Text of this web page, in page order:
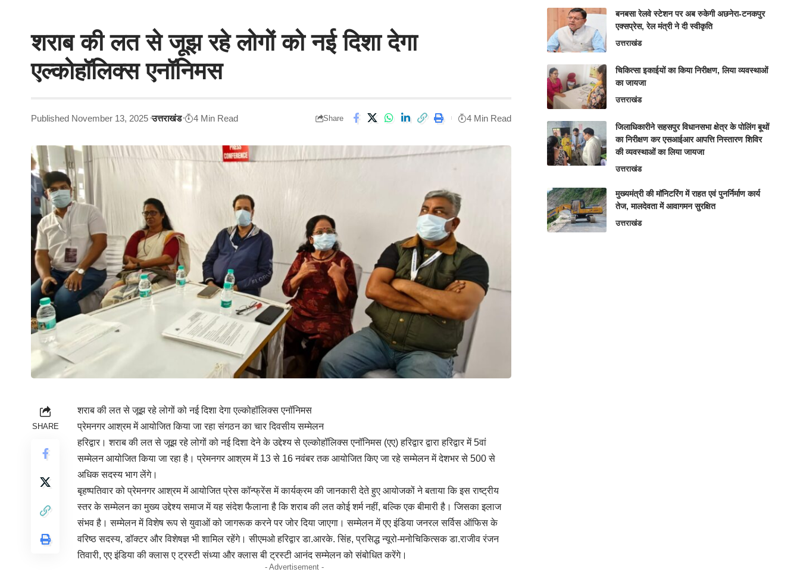
शराब की लत से जूझ रहे लोगों को नई दिशा देगा
एल्कोहॉलिक्स एनॉनिमस
Published November 13, 2025 उत्तराखंड 4 Min Read Share 4 Min Read
SHARE
शराब की लत से जूझ रहे लोगों को नई दिशा देगा एल्कोहॉलिक्स एनॉनिमस
प्रेमनगर आश्रम में आयोजित किया जा रहा संगठन का चार दिवसीय सम्मेलन
हरिद्वार। शराब की लत से जूझ रहे लोगों को नई दिशा देने के उद्देश्य से एल्कोहॉलिक्स एनॉनिमस (एए) हरिद्वार द्वारा हरिद्वार में 5वां
सम्मेलन आयोजित किया जा रहा है। प्रेमनगर आश्रम में 13 से 16 नवंबर तक आयोजित किए जा रहे सम्मेलन में देशभर से 500 से
अधिक सदस्य भाग लेंगे।
बृहष्पतिवार को प्रेमनगर आश्रम में आयोजित प्रेस कॉन्फ्रेंस में कार्यक्रम की जानकारी देते हुए आयोजकों ने बताया कि इस राष्ट्रीय
स्तर के सम्मेलन का मुख्य उद्देश्य समाज में यह संदेश फैलाना है कि शराब की लत कोई शर्म नहीं, बल्कि एक बीमारी है। जिसका इलाज
संभव है। सम्मेलन में विशेष रूप से युवाओं को जागरूक करने पर जोर दिया जाएगा। सम्मेलन में एए इंडिया जनरल सर्विस ऑफिस के
वरिष्ठ सदस्य, डॉक्टर और विशेषज्ञ भी शामिल रहेंगे। सीएमओ हरिद्वार डा.आरके. सिंह, प्रसिद्ध न्यूरो-मनोचिकित्सक डा.राजीव रंजन
तिवारी, एए इंडिया की क्लास ए ट्रस्टी संध्या और क्लास बी ट्रस्टी आनंद सम्मेलन को संबोधित करेंगे।
- Advertisement -
बनबसा रेलवे स्टेशन पर अब रुकेगी अछनेरा-टनकपुर
एक्सप्रेस, रेल मंत्री ने दी स्वीकृति
उत्तराखंड
चिकित्सा इकाईयों का किया निरीक्षण, लिया व्यवस्थाओं
का जायजा
उत्तराखंड
जिलाधिकारीने सहसपुर विधानसभा क्षेत्र के पोलिंग बूथों
का निरीक्षण कर एसआईआर आपत्ति निस्तारण शिविर
की व्यवस्थाओं का लिया जायजा
उत्तराखंड
मुख्यमंत्री की मॉनिटरिंग में राहत एवं पुनर्निर्माण कार्य
तेज, मालदेवता में आवागमन सुरक्षित
उत्तराखंड